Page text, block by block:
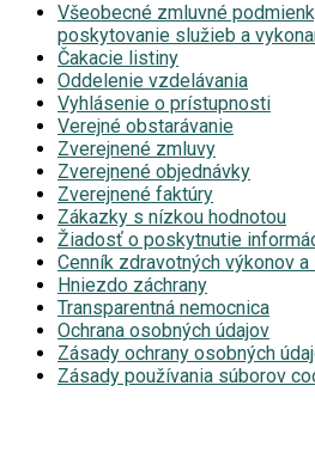
Všeobecné zmluvné
poskytovanie služieb a
Čakacie listiny
Oddelenie vzdelávania
Vyhlásenie o prístupnosti
Verejné obstarávanie
Zverejnené zmluvy
Zverejnené objednávky
Zverejnené faktúry
Zákazky s nízkou hodnotou
Žiadosť o poskytnutie
Cenník zdravotných výkonov
Hniezdo záchrany
Transparentná nemocnica
Ochrana osobných údajov
Zásady ochrany osobných
Zásady používania súborov